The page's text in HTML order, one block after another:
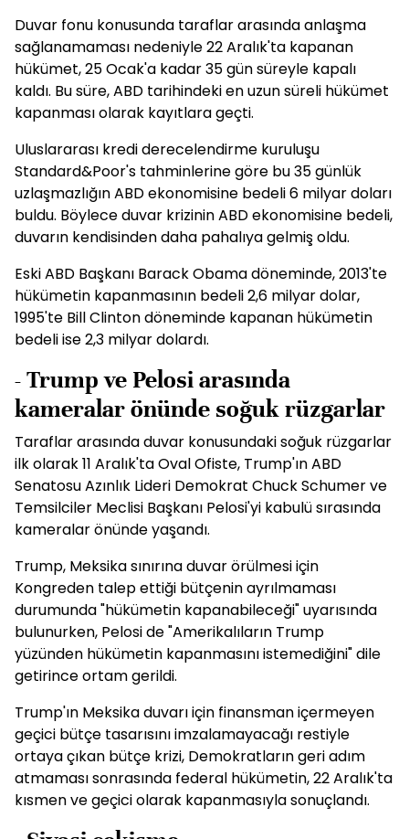
Duvar fonu konusunda taraflar arasında anlaşma
sağlanamaması nedeniyle 22 Aralık'ta kapanan
hükümet, 25 Ocak'a kadar 35 gün süreyle kapalı
kaldı. Bu süre, ABD tarihindeki en uzun süreli hükümet
kapanması olarak kayıtlara geçti.
Uluslararası kredi derecelendirme kuruluşu
Standard&Poor's tahminlerine göre bu 35 günlük
uzlaşmazlığın ABD ekonomisine bedeli 6 milyar doları
buldu. Böylece duvar krizinin ABD ekonomisine bedeli,
duvarın kendisinden daha pahalıya gelmiş oldu.
Eski ABD Başkanı Barack Obama döneminde, 2013'te
hükümetin kapanmasının bedeli 2,6 milyar dolar,
1995'te Bill Clinton döneminde kapanan hükümetin
bedeli ise 2,3 milyar dolardı.
- Trump ve Pelosi arasında
kameralar önünde soğuk rüzgarlar
Taraflar arasında duvar konusundaki soğuk rüzgarlar
ilk olarak 11 Aralık'ta Oval Ofiste, Trump'ın ABD
Senatosu Azınlık Lideri Demokrat Chuck Schumer ve
Temsilciler Meclisi Başkanı Pelosi'yi kabulü sırasında
kameralar önünde yaşandı.
Trump, Meksika sınırına duvar örülmesi için
Kongreden talep ettiği bütçenin ayrılmaması
durumunda "hükümetin kapanabileceği" uyarısında
bulunurken, Pelosi de "Amerikalıların Trump
yüzünden hükümetin kapanmasını istemediğini" dile
getirince ortam gerildi.
Trump'ın Meksika duvarı için finansman içermeyen
geçici bütçe tasarısını imzalamayacağı restiyle
ortaya çıkan bütçe krizi, Demokratların geri adım
atmaması sonrasında federal hükümetin, 22 Aralık'ta
kısmen ve geçici olarak kapanmasıyla sonuçlandı.